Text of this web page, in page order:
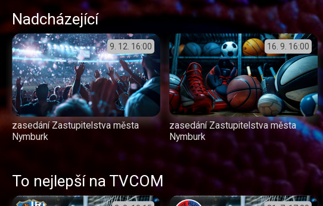
Nadcházející
9. 12. 16:00
zasedání Zastupitelstva města
Nymburk
16. 9. 16:00
zasedání Zastupitelstva města
Nymburk
To nejlepší na TVCOM